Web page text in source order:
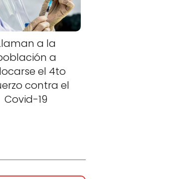
a la
a
el 4to
contra el
Covid-19